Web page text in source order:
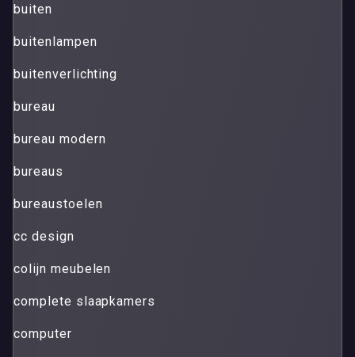
buiten
buitenlampen
buitenverlichting
bureau
bureau modern
bureaus
bureaustoelen
cc design
colijn meubelen
complete slaapkamers
computer